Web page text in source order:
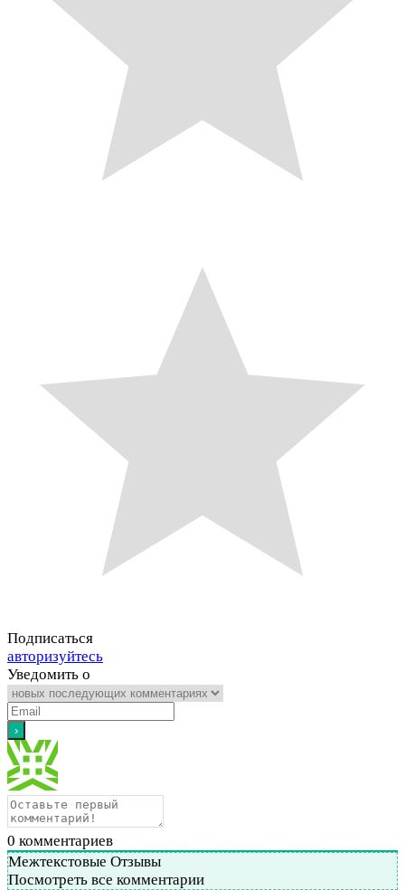
Подписаться
авторизуйтесь
Уведомить о
0 комментариев
Межтекстовые Отзывы
Посмотреть все комментарии